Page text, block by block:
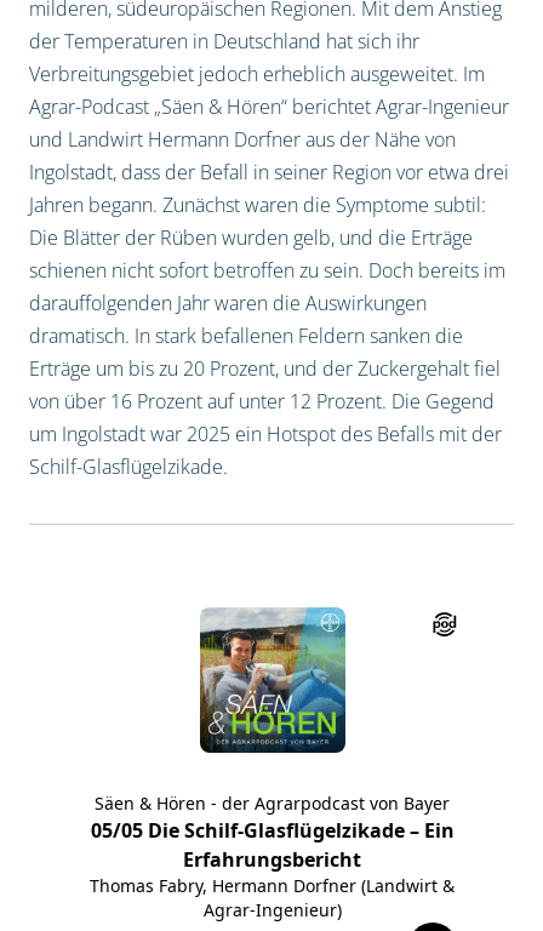
milderen, südeuropäischen Regionen. Mit dem Anstieg
der Temperaturen in Deutschland hat sich ihr
Verbreitungsgebiet jedoch erheblich ausgeweitet. Im
Agrar-Podcast „Säen & Hören“ berichtet Agrar-Ingenieur
und Landwirt Hermann Dorfner aus der Nähe von
Ingolstadt, dass der Befall in seiner Region vor etwa drei
Jahren begann. Zunächst waren die Symptome subtil:
Die Blätter der Rüben wurden gelb, und die Erträge
schienen nicht sofort betroffen zu sein. Doch bereits im
darauffolgenden Jahr waren die Auswirkungen
dramatisch. In stark befallenen Feldern sanken die
Erträge um bis zu 20 Prozent, und der Zuckergehalt fiel
von über 16 Prozent auf unter 12 Prozent. Die Gegend
um Ingolstadt war 2025 ein Hotspot des Befalls mit der
Schilf-Glasflügelzikade.